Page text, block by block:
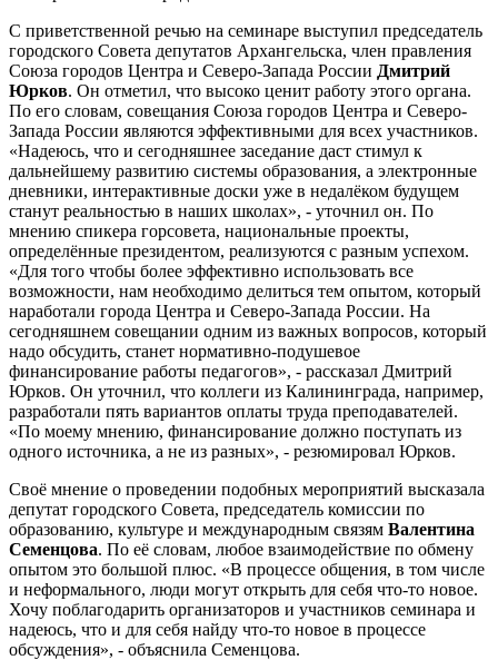
С приветственной речью на семинаре выступил председатель
городского Совета депутатов Архангельска, член правления
Союза городов Центра и Северо-Запада России Дмитрий
Юрков. Он отметил, что высоко ценит работу этого органа.
По его словам, совещания Союза городов Центра и Северо-
Запада России являются эффективными для всех участников.
«Надеюсь, что и сегодняшнее заседание даст стимул к
дальнейшему развитию системы образования, а электронные
дневники, интерактивные доски уже в недалёком будущем
станут реальностью в наших школах», - уточнил он. По
мнению спикера горсовета, национальные проекты,
определённые президентом, реализуются с разным успехом.
«Для того чтобы более эффективно использовать все
возможности, нам необходимо делиться тем опытом, который
наработали города Центра и Северо-Запада России. На
сегодняшнем совещании одним из важных вопросов, который
надо обсудить, станет нормативно-подушевое
финансирование работы педагогов», - рассказал Дмитрий
Юрков. Он уточнил, что коллеги из Калининграда, например,
разработали пять вариантов оплаты труда преподавателей.
«По моему мнению, финансирование должно поступать из
одного источника, а не из разных», - резюмировал Юрков.
Своё мнение о проведении подобных мероприятий высказала
депутат городского Совета, председатель комиссии по
образованию, культуре и международным связям Валентина
Семенцова. По её словам, любое взаимодействие по обмену
опытом это большой плюс. «В процессе общения, в том числе
и неформального, люди могут открыть для себя что-то новое.
Хочу поблагодарить организаторов и участников семинара и
надеюсь, что и для себя найду что-то новое в процессе
обсуждения», - объяснила Семенцова.